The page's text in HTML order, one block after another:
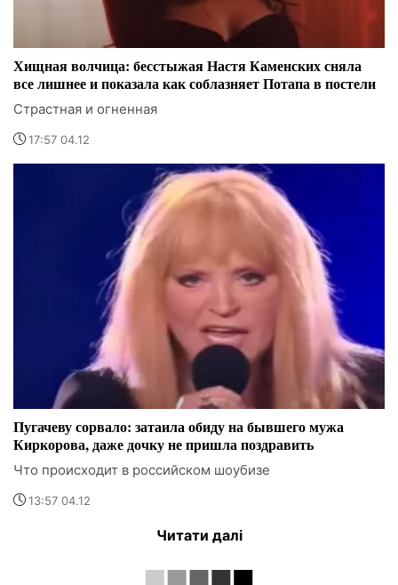
Хищная волчица: бесстыжая Настя Каменских сняла
все лишнее и показала как соблазняет Потапа в постели
Страстная и огненная
17:57 04.12
Пугачеву сорвало: затаила обиду на бывшего мужа
Киркорова, даже дочку не пришла поздравить
Что происходит в российском шоубизе
13:57 04.12
Читати далі